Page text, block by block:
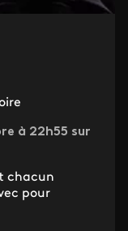
à 22h55 sur
chacun
pour